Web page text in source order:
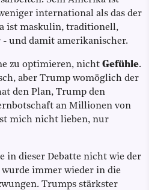
international als das der
ist maskulin, traditionell,
und damit amerikanischer.
zu optimieren, nicht Gefühle.
aber Trump womöglich der
den Plan, Trump den
an Millionen von
mich nicht lieben, nur
in dieser Debatte nicht wie der
wurde immer wieder in die
Trumps stärkster